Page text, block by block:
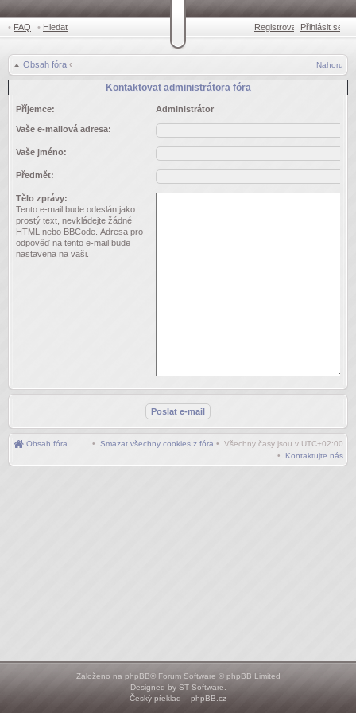
• FAQ • Hledat Registrovat •Přihlásit se
Obsah fóra ‹ Nahoru
Kontaktovat administrátora fóra
Příjemce: Administrátor
Vaše e-mailová adresa:
Vaše jméno:
Předmět:
Tělo zprávy:
Tento e-mail bude odeslán jako
prostý text, nevkládejte žádné
HTML nebo BBCode. Adresa pro
odpověď na tento e-mail bude
nastavena na vaši.
Obsah fóra • Všechny časy jsou v UTC+02:00
• Smazat všechny cookies z fóra
• Kontaktujte nás
Založeno na phpBB® Forum Software © phpBB Limited
Designed by ST Software
Český překlad – phpBB.cz